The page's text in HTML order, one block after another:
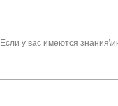
Если у вас имеются